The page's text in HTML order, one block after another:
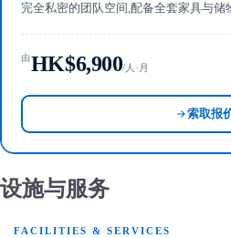
完全私密的团队空间,配备全套家具与储
由HK$6,900/人·月
索取报
设施与服务
FACILITIES & SERVICES